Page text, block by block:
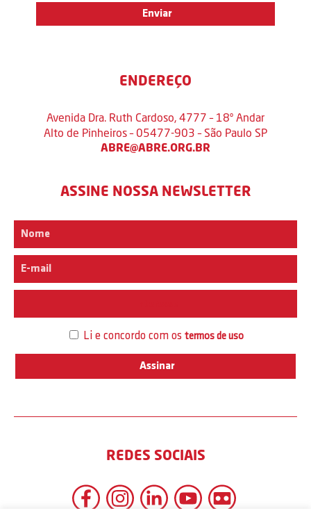
ENDEREÇO
Avenida Dra. Ruth Cardoso, 4777 – 18º Andar
Alto de Pinheiros – 05477-903 – São Paulo SP
ABRE@ABRE.ORG.BR
ASSINE NOSSA NEWSLETTER
Li e concordo com os termos de uso
REDES SOCIAIS